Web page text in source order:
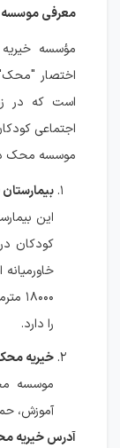
معرفی
مؤسسه
اختصار
است که در
اجتماعی
موسسه محک
این
کودکان
را دارد.
خیریه
موسسه
آموزش،
آدرس خیریه